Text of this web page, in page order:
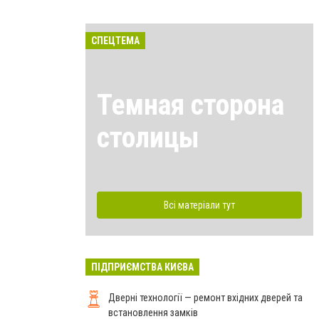
СПЕЦТЕМА
Темная сторона
столицы
Всі матеріали тут
ПІДПРИЄМСТВА КИЄВА
Дверні технології — ремонт вхідних дверей та
встановлення замків